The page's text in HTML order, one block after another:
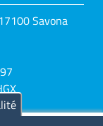
Savona